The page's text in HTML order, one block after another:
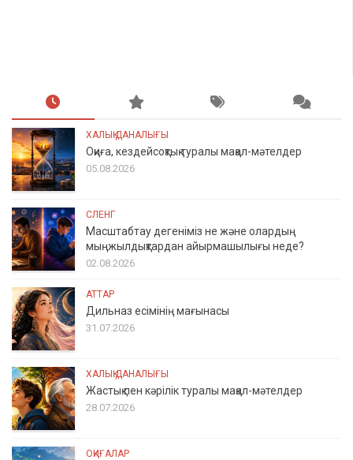
ХАЛЫҚ ДАНАЛЫҒЫ
Оқиға, кездейсоқтық туралы мақал-мәтелдер
05.08.2026
СЛЕНГ
Масштабтау дегеніміз не және олардың
мыңжылдықтардан айырмашылығы неде?
02.08.2026
АТТАР
Дильназ есімінің мағынасы
31.07.2026
ХАЛЫҚ ДАНАЛЫҒЫ
Жастық пен кәрілік туралы мақал-мәтелдер
28.07.2026
ОҚИҒАЛАР